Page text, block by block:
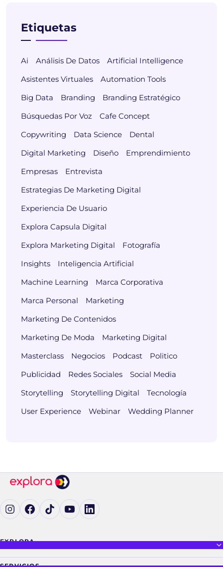
Etiquetas
Ai Análisis De Datos
Artificial Intelligence
Asistentes Virtuales
Automation Tools
Big Data
Branding
Branding Estratégico
Búsquedas Por Voz
Cafe Concept
Copywriting
Data Science
Dental
Digital Marketing
Diseño
Emprendimiento
Empresas
Entrevista
Estrategias De Marketing Digital
Experiencia De Usuario
Explora Capsula Digital
Explora Marketing Digital
Fotografía
Insights
Inteligencia Artificial
Machine Learning
Marca Corporativa
Marca Personal
Marketing
Marketing De Contenidos
Marketing De Moda
Marketing Digital
Masterclass
Negocios Podcast
Politico
Publicidad
Redes Sociales
Social Media
Storytelling
Storytelling Digital
Tecnología
User Experience
Webinar Wedding Planner
Ig (se abre en una pestaña nueva)
Fb (se abre en una pestaña nueva)
tK (se abre en una pestaña nueva)
yT (se abre en una pestaña nueva)
in (se abre en una pestaña nueva)
EXPLORA